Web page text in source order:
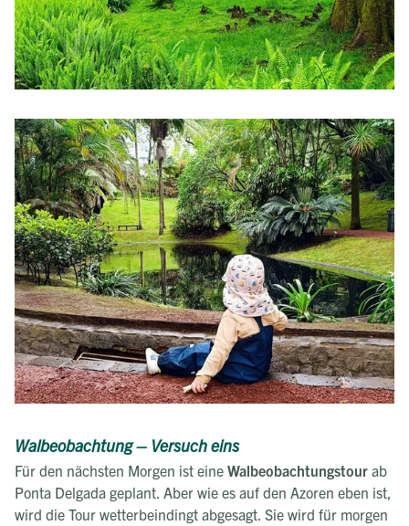
Walbeobachtung – Versuch eins
Für den nächsten Morgen ist eine Walbeobachtungstour ab
Ponta Delgada geplant. Aber wie es auf den Azoren eben ist,
wird die Tour wetterbeindingt abgesagt. Sie wird für morgen